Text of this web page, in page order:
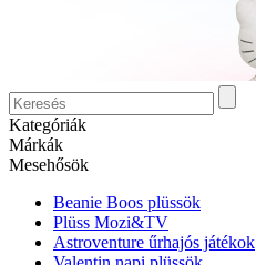
Kategóriák
Márkák
Mesehősök
Beanie Boos plüssök
Plüss Mozi&TV
Astroventure űrhajós játékok